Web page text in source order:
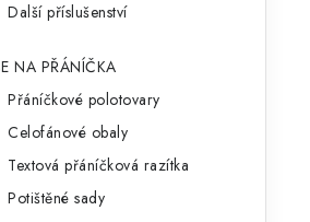
Další příslušenství
NA PŘÁNÍČKA
Přáníčkové polotovary
Celofánové obaly
Textová přáníčková razítka
Potištěné sady